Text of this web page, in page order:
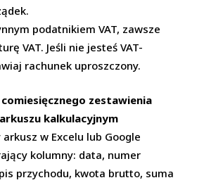
podatnikiem VAT, zawsze
VAT. Jeśli nie jesteś VAT-
rachunek uproszczony.
zestawienia
kalkulacyjnym
w Excelu lub Google
kolumny: data, numer
przychodu, kwota brutto, suma